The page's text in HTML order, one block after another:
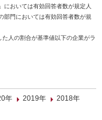
おいては有効回答者数が規定人
部門においては有効回答者数が規
人の割合が基準値以下の企業がラ
年 2019年
2018年